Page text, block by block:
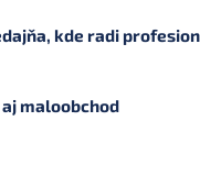
kde radi
maloobchod